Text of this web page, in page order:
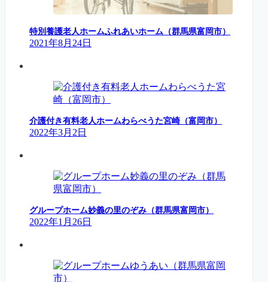
特別養護老人ホームふれあいホーム（群馬県富岡市）
2021年8月24日
介護付き有料老人ホームわらべうた宮崎（富岡市）
2022年3月2日
グループホーム妙義の里のぞみ（群馬県富岡市）
2022年1月26日